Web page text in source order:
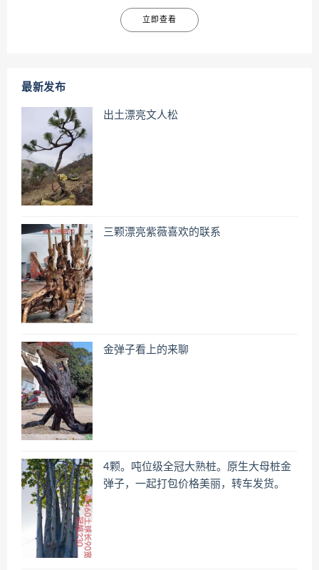
立即查看
最新发布
出土漂亮文人松
三颗漂亮紫薇喜欢的联系
金弹子看上的来聊
4颗。吨位级全冠大熟桩。原生大母桩金
弹子，一起打包价格美丽，转车发货。